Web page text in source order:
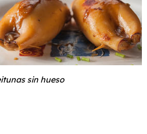
sin hueso